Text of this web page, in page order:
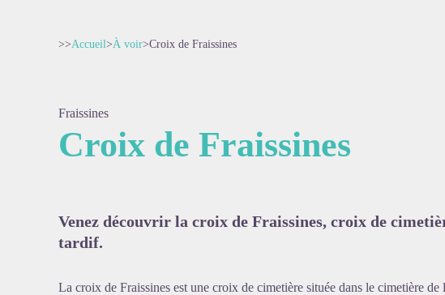
>>Accueil>À voir>Croix de Fraissines
Fraissines
Croix de Fraissines
Venez découvrir la croix de Fraissines, croix de
tardif.
La croix de Fraissines est une croix de cimetière située dans le cimetière de